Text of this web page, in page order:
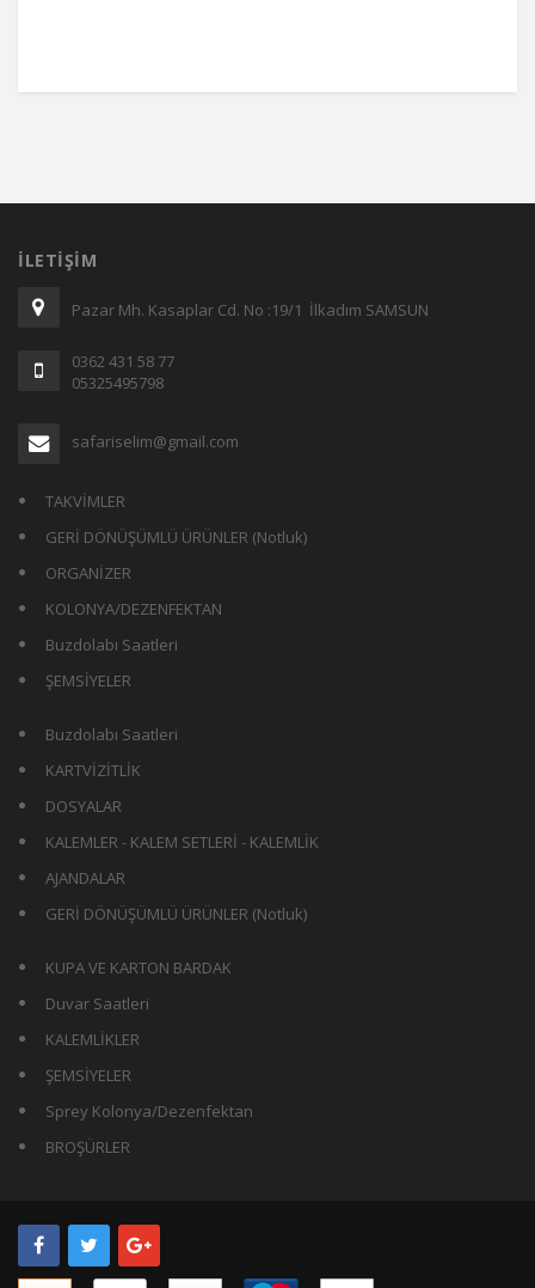
İLETIŞIM
Pazar Mh. Kasaplar Cd. No :19/1 İlkadım SAMSUN
0362 431 58 77
05325495798
safariselim@gmail.com
TAKVİMLER
GERİ DÖNÜŞÜMLÜ ÜRÜNLER (Notluk)
ORGANİZER
KOLONYA/DEZENFEKTAN
Buzdolabı Saatleri
ŞEMSİYELER
Buzdolabı Saatleri
KARTVİZİTLİK
DOSYALAR
KALEMLER - KALEM SETLERİ - KALEMLİK
AJANDALAR
GERİ DÖNÜŞÜMLÜ ÜRÜNLER (Notluk)
KUPA VE KARTON BARDAK
Duvar Saatleri
KALEMLİKLER
ŞEMSİYELER
Sprey Kolonya/Dezenfektan
BROŞÜRLER